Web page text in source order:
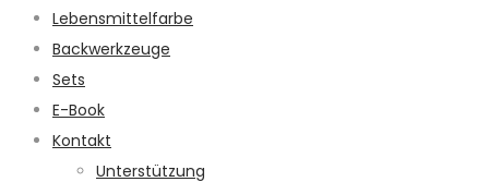
Lebensmittelfarbe
Backwerkzeuge
Sets
E-Book
Kontakt
Unterstützung